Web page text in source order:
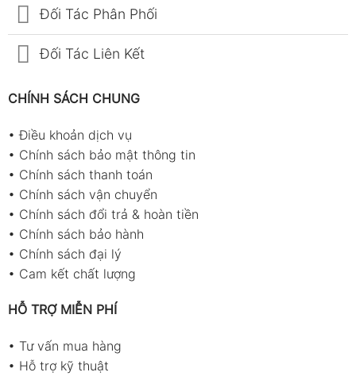
Đối Tác Phân Phối
Đối Tác Liên Kết
CHÍNH SÁCH CHUNG
•Điều khoản dịch vụ
• Chính sách bảo mật thông tin
• Chính sách thanh toán
• Chính sách vận chuyển
• Chính sách đổi trả & hoàn tiền
• Chính sách bảo hành
• Chính sách đại lý
• Cam kết chất lượng
HỖ TRỢ MIỄN PHÍ
• Tư vấn mua hàng
• Hỗ trợ kỹ thuật